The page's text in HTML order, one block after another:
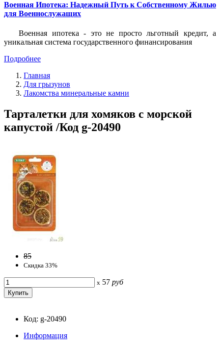
Военная Ипотека: Надежный Путь к Собственному Жилью
для Военнослужащих
Военная ипотека - это не просто льготный кредит, а
уникальная система государственного финансирования
Подробнее
Главная
Для грызунов
Лакомства минеральные камни
Тарталетки для хомяков с морской
капустой /Код g-20490
85
Скидка 33%
x 57 руб
Код: g-20490
Информация